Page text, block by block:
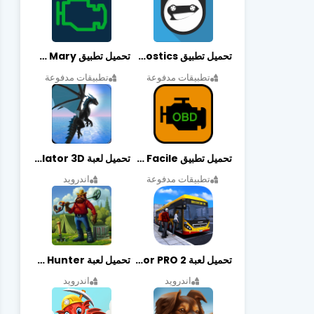
تحميل تطبيق OBDeleven Car Diagnostics مهكر أخر إصدار
تطبيقات مدفوعة
تحميل تطبيق Obd Mary مهكر أخر إصدار
تطبيقات مدفوعة
تحميل تطبيق EOBD Facile مهكر أخر إصدار
تطبيقات مدفوعة
تحميل لعبة Dragon Simulator 3D مهكرة أخر إصدار
اندرويد
تحميل لعبة Bus Simulator PRO 2 مهكرة أخر إصدار
اندرويد
تحميل لعبة Treasure Hunter مهكرة أخر إصدار
اندرويد